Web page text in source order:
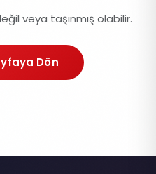
veya taşınmış olabilir.
Dön